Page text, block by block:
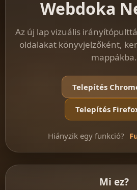
Webdoka
Az új lap vizuális
oldalakat könyvjelzőként,
mappákba.
Telepítés
Telepítés
Hiányzik egy funkció?
Mi ez?